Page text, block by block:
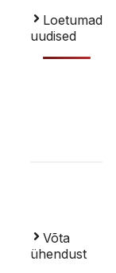
Loetumad
uudised
Võta
ühendust